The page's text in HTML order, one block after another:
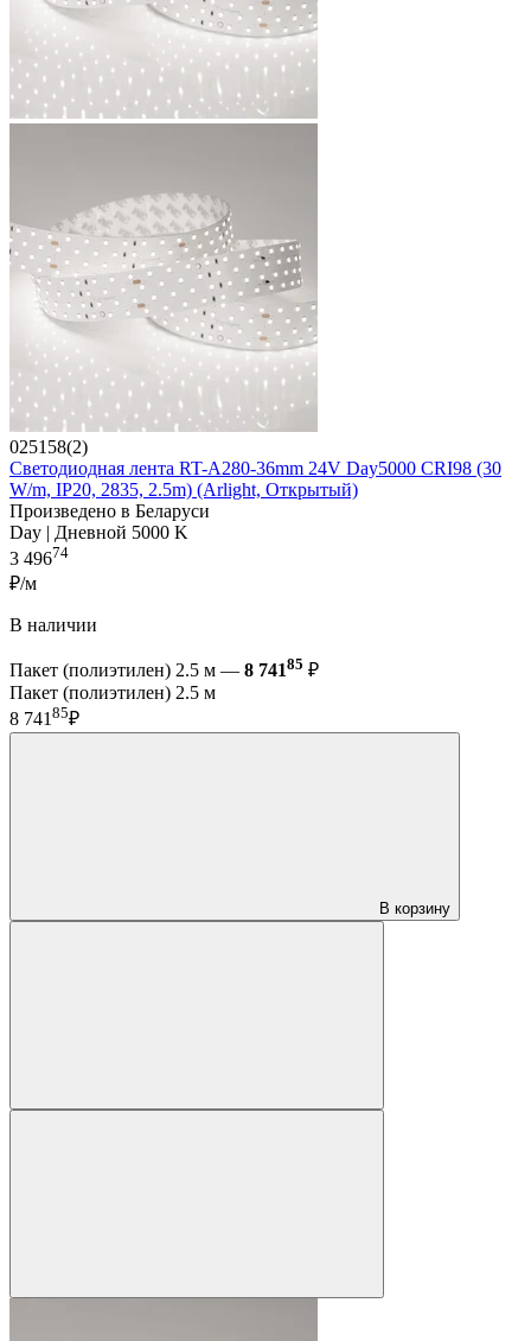
025158(2)
Светодиодная лента RT-A280-36mm 24V Day5000 CRI98 (30
W/m, IP20, 2835, 2.5m) (Arlight, Открытый)
Произведено в Беларуси
Day | Дневной 5000 K
3 49674
₽/м
В наличии
Пакет (полиэтилен) 2.5 м — 8 74185 ₽
Пакет (полиэтилен) 2.5 м
8 74185₽
В корзину